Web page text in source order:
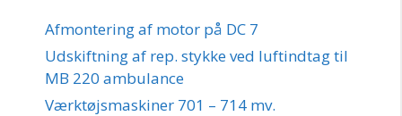
Afmontering af motor på DC 7
Udskiftning af rep. stykke ved luftindtag til
MB 220 ambulance
Værktøjsmaskiner 701 – 714 mv.